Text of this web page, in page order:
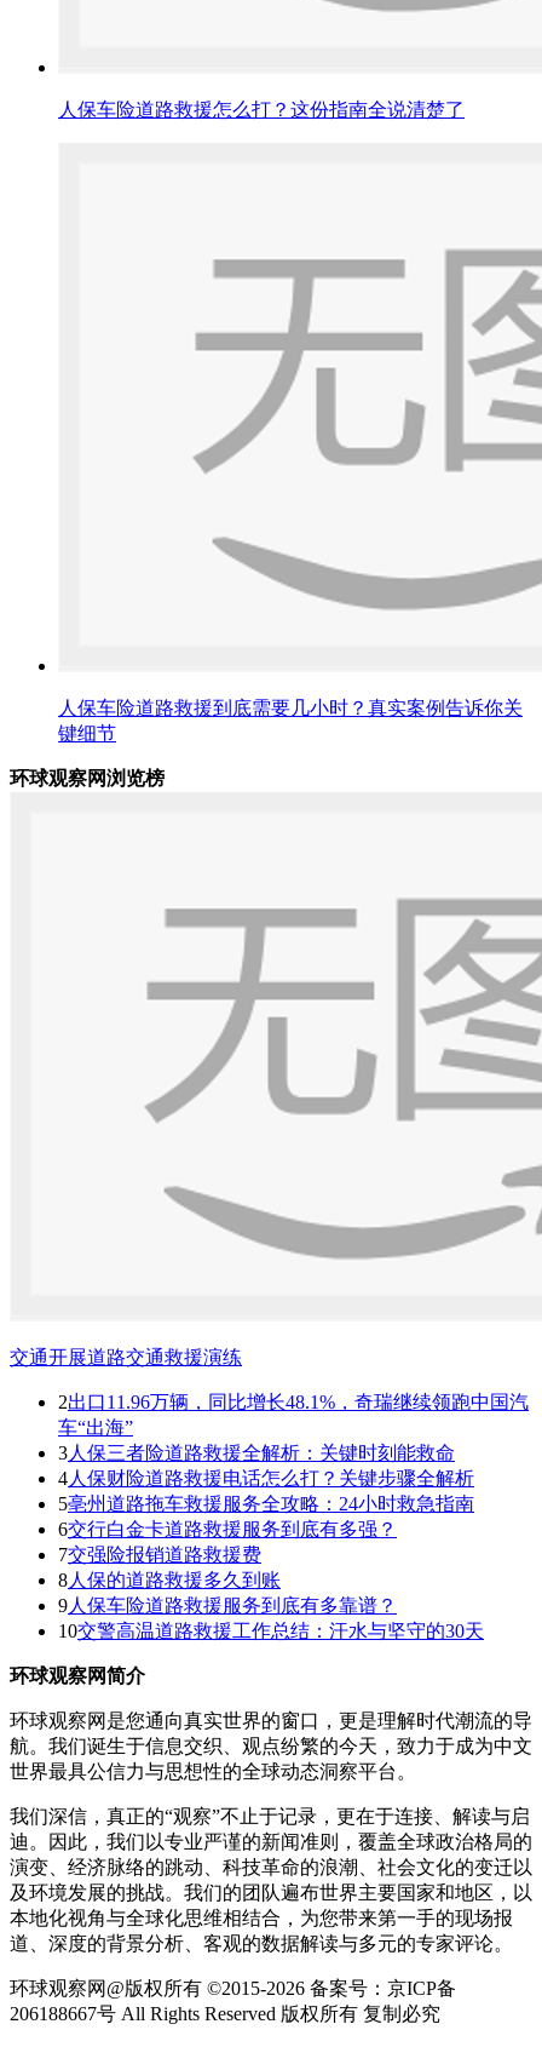
人保车险道路救援怎么打？这份指南全说清楚了
人保车险道路救援到底需要几小时？真实案例告诉你关
键细节
环球观察网浏览榜
交通开展道路交通救援演练
2出口11.96万辆，同比增长48.1%，奇瑞继续领跑中国汽
车“出海”
3人保三者险道路救援全解析：关键时刻能救命
4人保财险道路救援电话怎么打？关键步骤全解析
5亳州道路拖车救援服务全攻略：24小时救急指南
6交行白金卡道路救援服务到底有多强？
7交强险报销道路救援费
8人保的道路救援多久到账
9人保车险道路救援服务到底有多靠谱？
10交警高温道路救援工作总结：汗水与坚守的30天
环球观察网简介
环球观察网是您通向真实世界的窗口，更是理解时代潮流的导
航。我们诞生于信息交织、观点纷繁的今天，致力于成为中文
世界最具公信力与思想性的全球动态洞察平台。
我们深信，真正的“观察”不止于记录，更在于连接、解读与启
迪。因此，我们以专业严谨的新闻准则，覆盖全球政治格局的
演变、经济脉络的跳动、科技革命的浪潮、社会文化的变迁以
及环境发展的挑战。我们的团队遍布世界主要国家和地区，以
本地化视角与全球化思维相结合，为您带来第一手的现场报
道、深度的背景分析、客观的数据解读与多元的专家评论。
环球观察网@版权所有 ©2015-2026 备案号：京ICP备
206188667号 All Rights Reserved 版权所有 复制必究